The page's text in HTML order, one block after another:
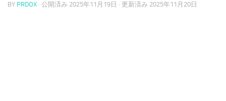
BY PRDOX · 公開済み 2025年11月19日 · 更新済み 2025年11月20日